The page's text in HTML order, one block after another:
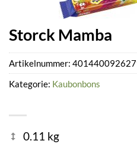
Storck Mamba
0.11 kg
Artikelnummer:
Kategorie: Kaubonbons